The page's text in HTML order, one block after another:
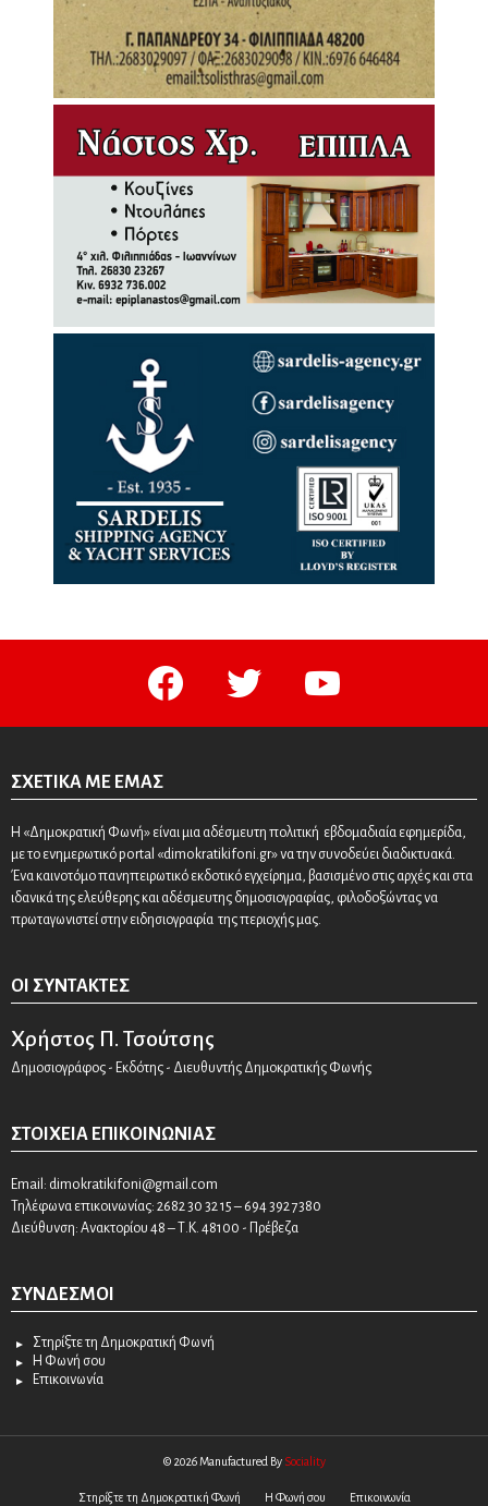
facebook twitter youtube
ΣΧΕΤΙΚΆ ΜΕ ΕΜΆΣ
Η «Δημοκρατική Φωνή» είναι μια αδέσμευτη πολιτική εβδομαδιαία εφημερίδα,
με το ενημερωτικό portal «dimokratikifoni.gr» να την συνοδεύει διαδικτυακά.
Ένα καινοτόμο πανηπειρωτικό εκδοτικό εγχείρημα, βασισμένο στις αρχές και στα
ιδανικά της ελεύθερης και αδέσμευτης δημοσιογραφίας, φιλοδοξώντας να
πρωταγωνιστεί στην ειδησιογραφία της περιοχής μας.
ΟΙ ΣΥΝΤΆΚΤΕΣ
Χρήστος Π. Τσούτσης
Δημοσιογράφος - Εκδότης - Διευθυντής Δημοκρατικής Φωνής
ΣΤΟΙΧΕΊΑ ΕΠΙΚΟΙΝΩΝΊΑΣ
Email: dimokratikifoni@gmail.com
Τηλέφωνα επικοινωνίας: 2682 30 32 15 – 694 392 7380
Διεύθυνση: Ανακτορίου 48 – Τ.Κ. 48100 - Πρέβεζα
ΣΎΝΔΕΣΜΟΙ
Στηρίξτε τη Δημοκρατική Φωνή
Η Φωνή σου
Επικοινωνία
© 2026 Manufactured By Sociality
Στηρίξτε τη Δημοκρατική Φωνή Η Φωνή σου Επικοινωνία